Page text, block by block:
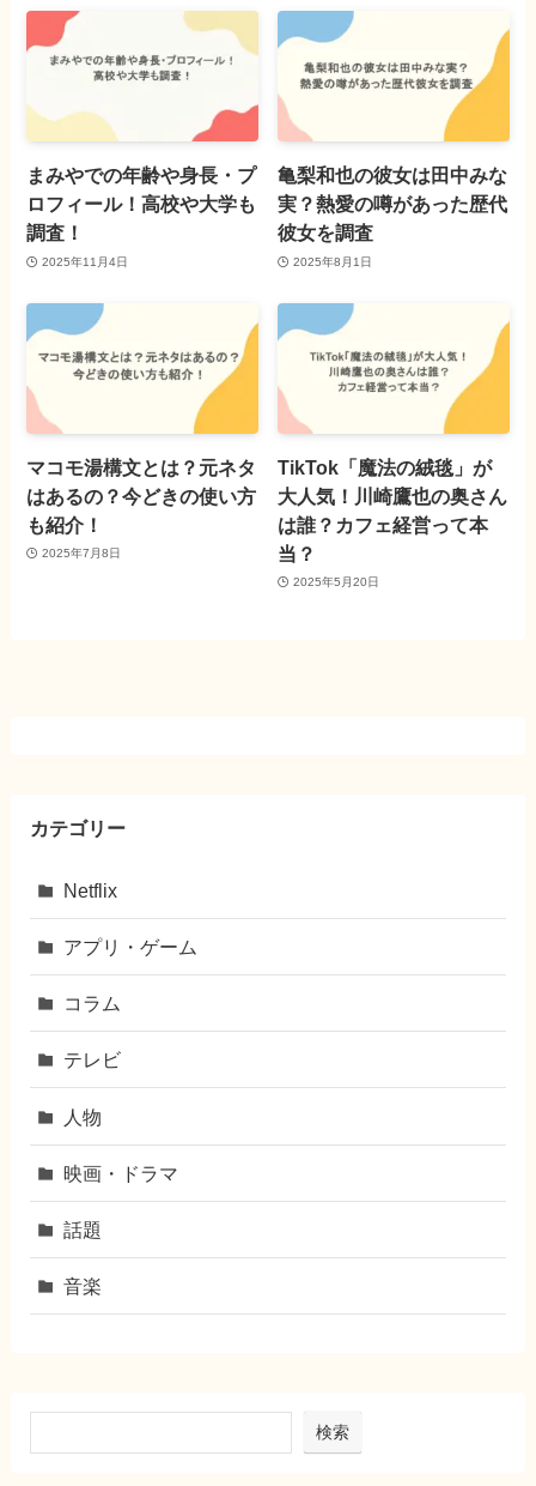
まみやでの年齢や身長・プ
ロフィール！高校や大学も
調査！
2025年11月4日
亀梨和也の彼女は田中みな
実？熱愛の噂があった歴代
彼女を調査
2025年8月1日
マコモ湯構文とは？元ネタ
はあるの？今どきの使い方
も紹介！
2025年7月8日
TikTok「魔法の絨毯」が
大人気！川崎鷹也の奥さん
は誰？カフェ経営って本
当？
2025年5月20日
カテゴリー
Netflix
アプリ・ゲーム
コラム
テレビ
人物
映画・ドラマ
話題
音楽
検索